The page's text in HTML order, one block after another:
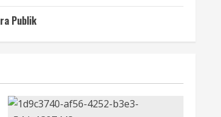
Publik